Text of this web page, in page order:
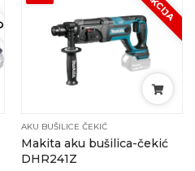
AKCIJA
AKU BUŠILICE ČEKIĆ
Makita aku bušilica-čekić
DHR241Z